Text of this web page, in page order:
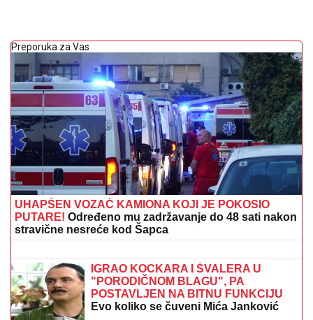
Preporuka za Vas
UHAPŠEN VOZAČ KAMIONA KOJI JE POKOSIO
PUTARE! Određeno mu zadržavanje do 48 sati nakon
stravične nesreće kod Šapca
ZGODNU PLAVUŠU!Bivši partner
Jovane Jeremić se na 50. rođendanu
pohvalio devojkom, PRŠTE
POLJUPCI: "Ne pitam se ja ništa oko
ženidbe" (VIDEO)